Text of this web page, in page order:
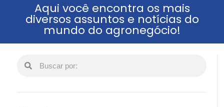
Aqui você encontra os mais
diversos assuntos e notícias do
mundo do agronegócio!